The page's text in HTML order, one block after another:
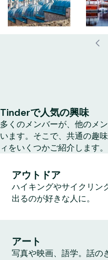
Tinderで人気の興味
多くのメンバーが、他のメ
います。そこで、共通の趣
ィをいくつかご紹介します。
アウトドア
ハイキングやサイクリン
出るのが好きな人に。
アート
写真や映画、語学。話の